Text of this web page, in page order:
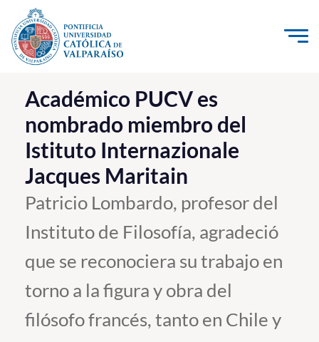
Click acá para ir directamente al contenido
La Universidad
Investigación, Creación e Innovación
PUCV Internacional
Vinculación con el Medio
Admisión
Postgrado
Formación Continua
Académico PUCV es
nombrado miembro del
Istituto Internazionale
Jacques Maritain
Patricio Lombardo, profesor del
Instituto de Filosofía, agradeció
que se reconociera su trabajo en
torno a la figura y obra del
filósofo francés, tanto en Chile y